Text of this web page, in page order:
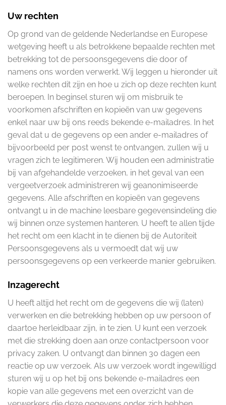
Uw rechten
Op grond van de geldende Nederlandse en Europese
wetgeving heeft u als betrokkene bepaalde rechten met
betrekking tot de persoonsgegevens die door of
namens ons worden verwerkt. Wij leggen u hieronder uit
welke rechten dit zijn en hoe u zich op deze rechten kunt
beroepen. In beginsel sturen wij om misbruik te
voorkomen afschriften en kopieën van uw gegevens
enkel naar uw bij ons reeds bekende e-mailadres. In het
geval dat u de gegevens op een ander e-mailadres of
bijvoorbeeld per post wenst te ontvangen, zullen wij u
vragen zich te legitimeren. Wij houden een administratie
bij van afgehandelde verzoeken, in het geval van een
vergeetverzoek administreren wij geanonimiseerde
gegevens. Alle afschriften en kopieën van gegevens
ontvangt u in de machine leesbare gegevensindeling die
wij binnen onze systemen hanteren. U heeft te allen tijde
het recht om een klacht in te dienen bij de Autoriteit
Persoonsgegevens als u vermoedt dat wij uw
persoonsgegevens op een verkeerde manier gebruiken.
Inzagerecht
U heeft altijd het recht om de gegevens die wij (laten)
verwerken en die betrekking hebben op uw persoon of
daartoe herleidbaar zijn, in te zien. U kunt een verzoek
met die strekking doen aan onze contactpersoon voor
privacy zaken. U ontvangt dan binnen 30 dagen een
reactie op uw verzoek. Als uw verzoek wordt ingewilligd
sturen wij u op het bij ons bekende e-mailadres een
kopie van alle gegevens met een overzicht van de